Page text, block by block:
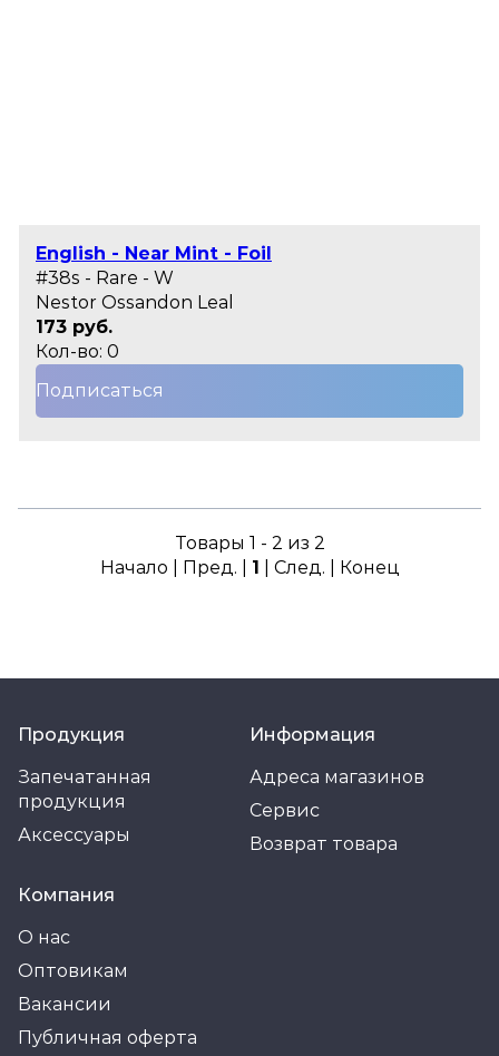
English - Near Mint - Foil
#38s - Rare - W
Nestor Ossandon Leal
173 руб.
Кол-во: 0
Подписаться
Товары 1 - 2 из 2
Начало | Пред. | 1 | След. | Конец
Продукция
Запечатанная
продукция
Аксессуары
Информация
Адреса магазинов
Сервис
Возврат товара
Компания
О нас
Оптовикам
Вакансии
Публичная оферта